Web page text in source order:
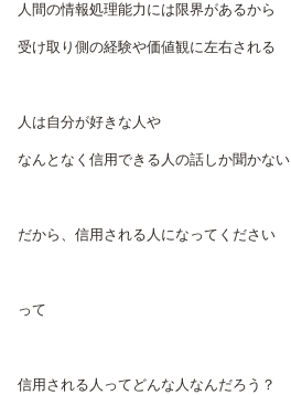
人間の情報処理能力には限界があるから
受け取り側の経験や価値観に左右される
人は自分が好きな人や
なんとなく信用できる人の話しか聞かない
だから、信用される人になってください
って
信用される人ってどんな人なんだろう？